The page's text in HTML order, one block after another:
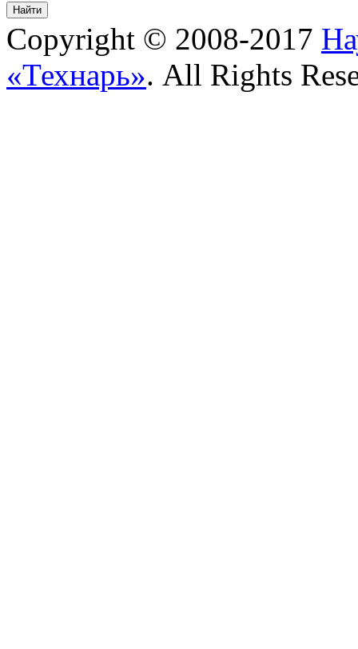
Copyright © 2008-2017
«Технарь». All Rights